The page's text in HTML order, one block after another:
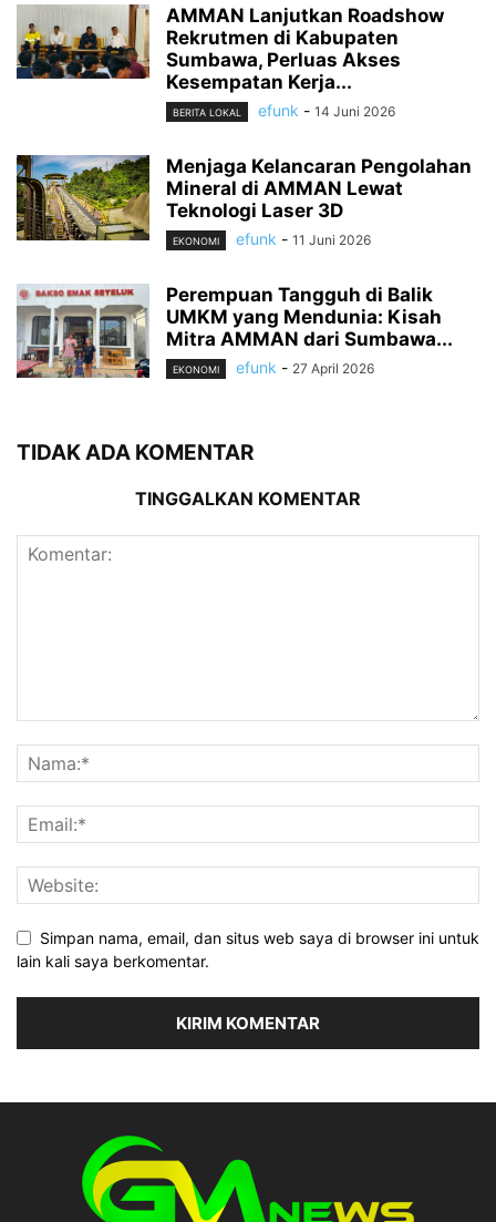
AMMAN Lanjutkan Roadshow
Rekrutmen di Kabupaten
Sumbawa, Perluas Akses
Kesempatan Kerja...
BERITA LOKAL efunk - 14 Juni 2026
Menjaga Kelancaran Pengolahan
Mineral di AMMAN Lewat
Teknologi Laser 3D
EKONOMI efunk - 11 Juni 2026
Perempuan Tangguh di Balik
UMKM yang Mendunia: Kisah
Mitra AMMAN dari Sumbawa...
EKONOMI efunk - 27 April 2026
TIDAK ADA KOMENTAR
TINGGALKAN KOMENTAR
Simpan nama, email, dan situs web saya di browser ini untuk
lain kali saya berkomentar.